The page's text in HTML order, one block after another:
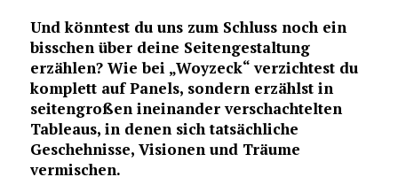
Und könntest du uns zum Schluss noch ein
bisschen über deine Seitengestaltung
erzählen? Wie bei „Woyzeck“ verzichtest du
komplett auf Panels, sondern erzählst in
seitengroßen ineinander verschachtelten
Tableaus, in denen sich tatsächliche
Geschehnisse, Visionen und Träume
vermischen.